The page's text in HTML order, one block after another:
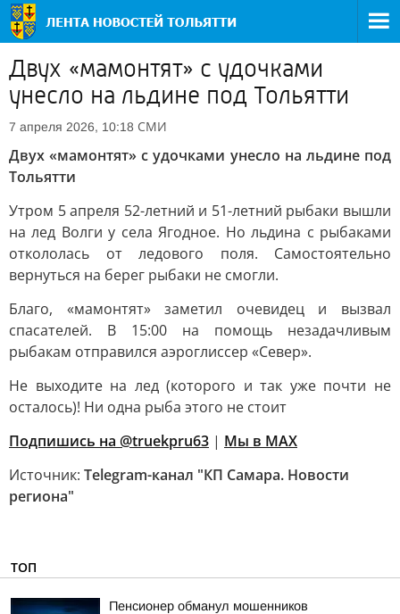
Двух «мамонтят» с удочками
унесло на льдине под Тольятти
7 апреля 2026, 10:18 СМИ
Двух «мамонтят» с удочками унесло на льдине под
Тольятти
Утром 5 апреля 52-летний и 51-летний рыбаки вышли
на лед Волги у села Ягодное. Но льдина с рыбаками
откололась от ледового поля. Самостоятельно
вернуться на берег рыбаки не смогли.
Благо, «мамонтят» заметил очевидец и вызвал
спасателей. В 15:00 на помощь незадачливым
рыбакам отправился аэроглиссер «Север».
Не выходите на лед (которого и так уже почти не
осталось)! Ни одна рыба этого не стоит
Подпишись на @truekpru63 | Мы в MAX
Источник: Telegram-канал "КП Самара. Новости
региона"
ТОП
Пенсионер обманул мошенников